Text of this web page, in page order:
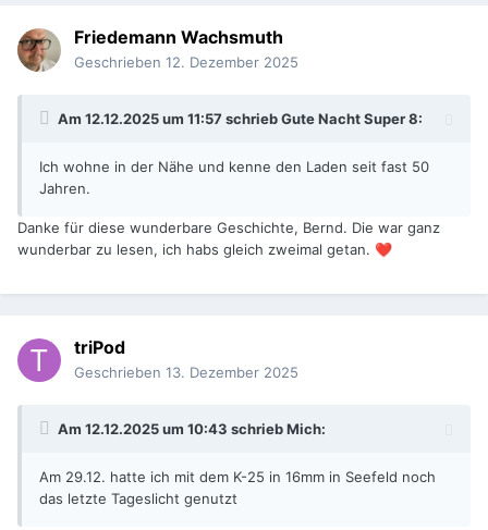
Friedemann Wachsmuth
Geschrieben 12. Dezember 2025
Am 12.12.2025 um 11:57 schriebGute Nacht Super 8:
Ich wohne in der Nähe und kenne den Laden seit fast 50
Jahren.
Danke für diese wunderbare Geschichte, Bernd. Die war ganz
wunderbar zu lesen, ich habs gleich zweimal getan. ❤️
triPod
Geschrieben 13. Dezember 2025
Am 12.12.2025 um 10:43 schriebMich:
Am 29.12. hatte ich mit dem K-25 in 16mm in Seefeld noch
das letzte Tageslicht genutzt